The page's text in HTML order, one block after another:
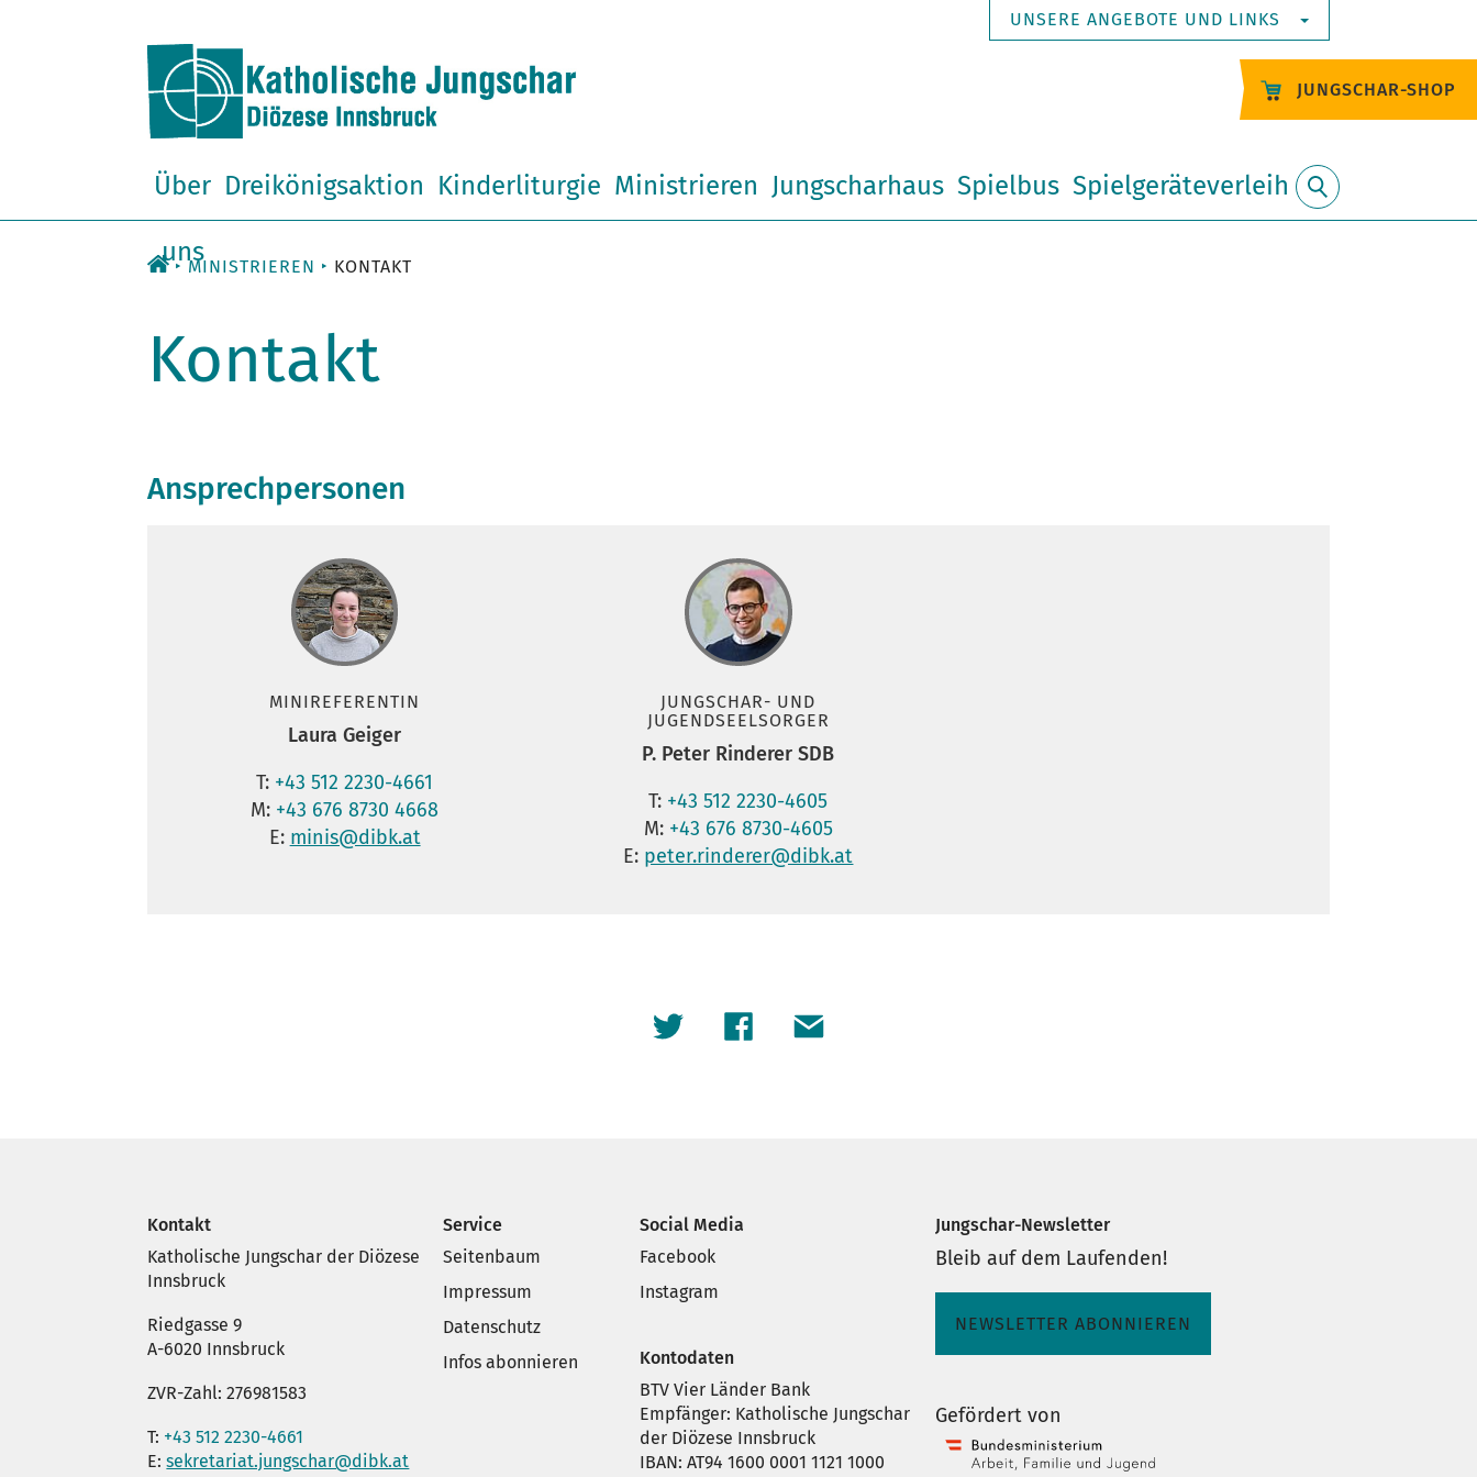
JUNGSCHAR-SHOP
UNSERE ANGEBOTE UND LINKS
Über
uns
Dreikönigsaktion Kinderliturgie Ministrieren Jungscharhaus Spielbus Spielgeräteverleih
MINISTRIEREN KONTAKT
Kontakt
Ansprechpersonen
MINIREFERENTIN
Laura Geiger
T: +43 512 2230-4661
M: +43 676 8730 4668
E: minis@dibk.at
JUNGSCHAR- UND
JUGENDSEELSORGER
P. Peter Rinderer SDB
T: +43 512 2230-4605
M: +43 676 8730-4605
E: peter.rinderer@dibk.at
Kontakt
Katholische Jungschar der Diözese
Innsbruck
Riedgasse 9
A-6020 Innsbruck
ZVR-Zahl: 276981583
T: +43 512 2230-4661
E:sekretariat.jungschar@dibk.at
Service
Seitenbaum
Impressum
Datenschutz
Infos abonnieren
Social Media
Facebook
Instagram
Kontodaten
BTV Vier Länder Bank
Empfänger: Katholische Jungschar
der Diözese Innsbruck
IBAN: AT94 1600 0001 1121 1000
Jungschar-Newsletter
Bleib auf dem Laufenden!
NEWSLETTER ABONNIEREN
Gefördert von